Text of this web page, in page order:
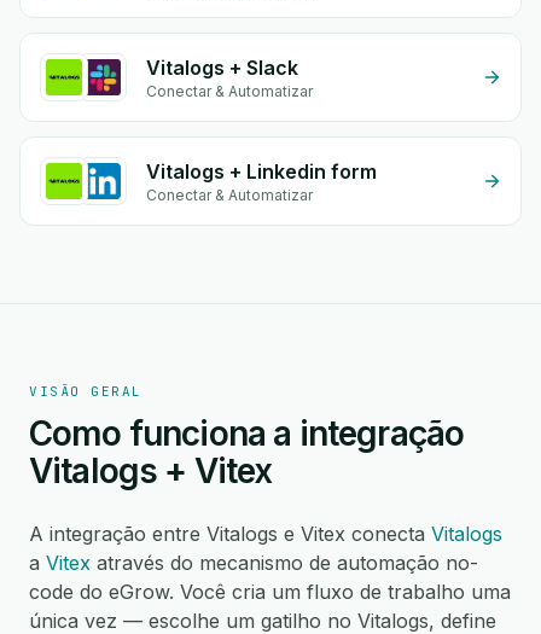
Vitalogs + Slack
Conectar & Automatizar
Vitalogs + Linkedin form
Conectar & Automatizar
VISÃO GERAL
Como funciona a integração
Vitalogs + Vitex
A integração entre Vitalogs e Vitex conecta Vitalogs
a Vitex através do mecanismo de automação no-
code do eGrow. Você cria um fluxo de trabalho uma
única vez — escolhe um gatilho no Vitalogs, define